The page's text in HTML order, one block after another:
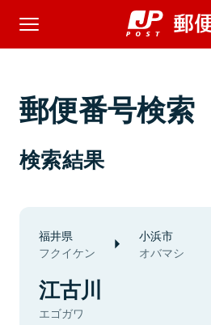
郵便番号検索
検索結果
福井県
フクイケン
小浜市
オバマシ
江古川
エゴガワ